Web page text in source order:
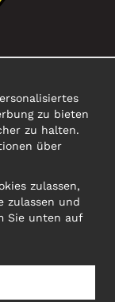
diese Adresse
zu bieten
zu halten.
über
zulassen,
zulassen und
Sie unten auf